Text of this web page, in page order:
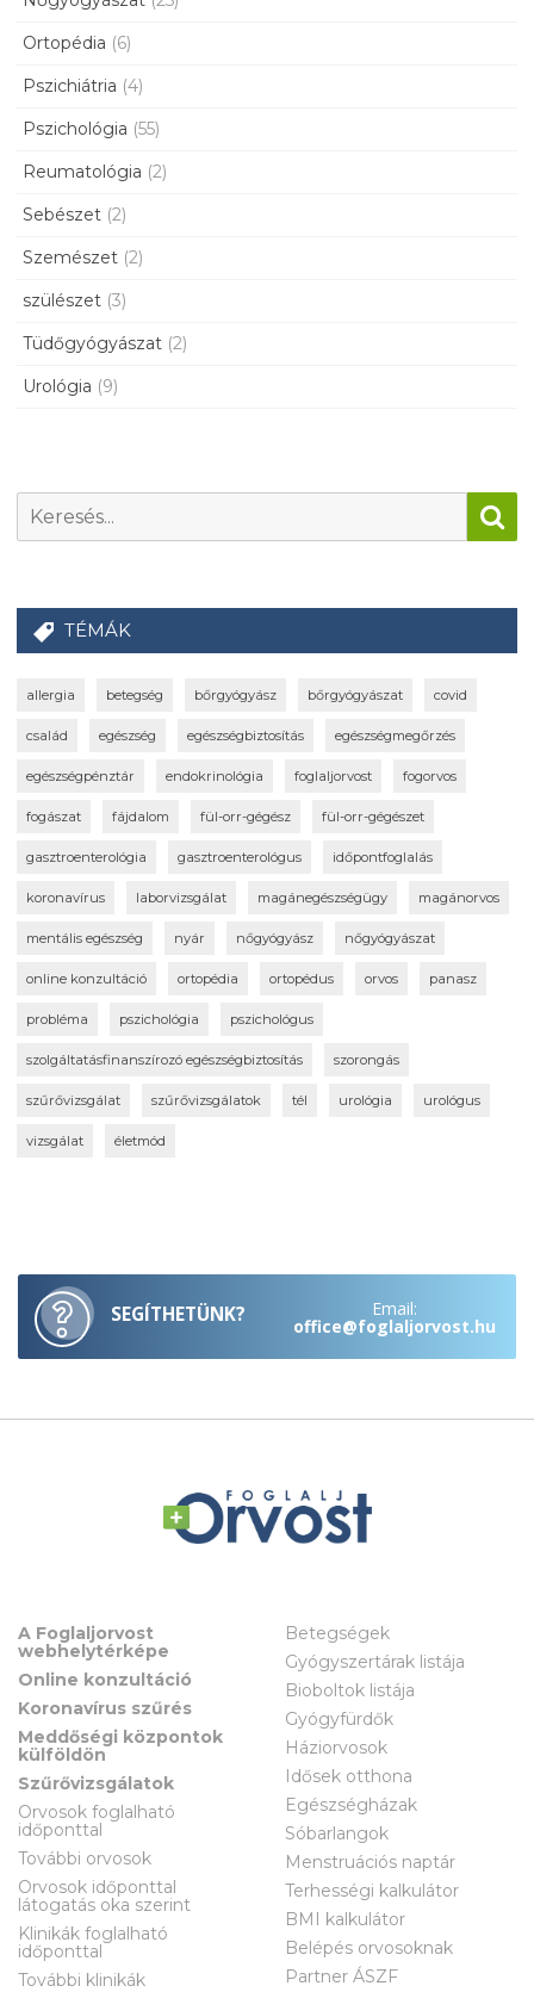
Ortopédia (6)
Pszichiátria (4)
Pszichológia (55)
Reumatológia (2)
Sebészet (2)
Szemészet (2)
szülészet (3)
Tüdőgyógyászat (2)
Urológia (9)
TÉMÁK
allergia betegség bőrgyógyász bőrgyógyászat covid
család egészség egészségbiztosítás egészségmegőrzés
egészségpénztár endokrinológia foglaljorvost fogorvos
fogászat fájdalom fül-orr-gégész fül-orr-gégészet
gasztroenterológia gasztroenterológus időpontfoglalás
koronavírus laborvizsgálat magánegészségügy magánorvos
mentális egészség nyár nőgyógyász nőgyógyászat
online konzultáció ortopédia ortopédus orvos panasz
probléma pszichológia pszichológus
szolgáltatásfinanszírozó egészségbiztosítás szorongás
szűrővizsgálat szűrővizsgálatok tél urológia urológus
vizsgálat életmód
SEGÍTHETÜNK? Email:
office@foglaljorvost.hu
A Foglaljorvost
webhelytérképe
Online konzultáció
Koronavírus szűrés
Meddőségi központok
külföldön
Szűrővizsgálatok
Orvosok foglalható
időponttal
További orvosok
Orvosok időponttal
látogatás oka szerint
Klinikák foglalható
időponttal
További klinikák
Betegségek
Gyógyszertárak listája
Bioboltok listája
Gyógyfürdők
Háziorvosok
Idősek otthona
Egészségházak
Sóbarlangok
Menstruációs naptár
Terhességi kalkulátor
BMI kalkulátor
Belépés orvosoknak
Partner ÁSZF